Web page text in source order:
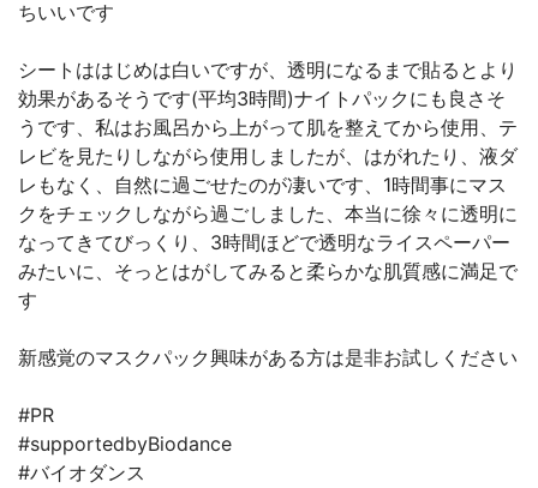
ちいいです
シートははじめは白いですが、透明になるまで貼るとより
効果があるそうです(平均3時間)ナイトパックにも良さそ
うです、私はお風呂から上がって肌を整えてから使用、テ
レビを見たりしながら使用しましたが、はがれたり、液ダ
レもなく、自然に過ごせたのが凄いです、1時間事にマス
クをチェックしながら過ごしました、本当に徐々に透明に
なってきてびっくり、3時間ほどで透明なライスペーパー
みたいに、そっとはがしてみると柔らかな肌質感に満足で
す
新感覚のマスクパック興味がある方は是非お試しください
#PR
#supportedbyBiodance
#バイオダンス